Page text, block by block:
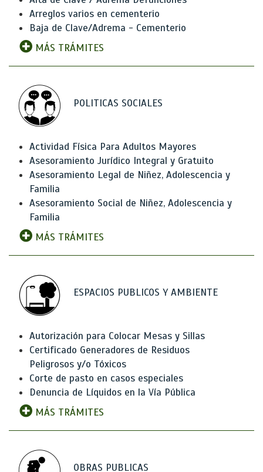
Arreglos varios en cementerio
Baja de Clave/Adrema - Cementerio
MÁS TRÁMITES
POLITICAS SOCIALES
Actividad Física Para Adultos Mayores
Asesoramiento Jurídico Integral y Gratuito
Asesoramiento Legal de Niñez, Adolescencia y
Familia
Asesoramiento Social de Niñez, Adolescencia y
Familia
MÁS TRÁMITES
ESPACIOS PUBLICOS Y AMBIENTE
Autorización para Colocar Mesas y Sillas
Certificado Generadores de Residuos
Peligrosos y/o Tóxicos
Corte de pasto en casos especiales
Denuncia de Líquidos en la Vía Pública
MÁS TRÁMITES
OBRAS PUBLICAS